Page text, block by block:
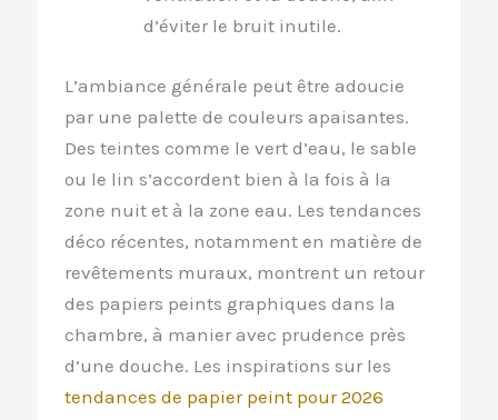
d’éviter le bruit inutile.
L’ambiance générale peut être adoucie
par une palette de couleurs apaisantes.
Des teintes comme le vert d’eau, le sable
ou le lin s’accordent bien à la fois à la
zone nuit et à la zone eau. Les tendances
déco récentes, notamment en matière de
revêtements muraux, montrent un retour
des papiers peints graphiques dans la
chambre, à manier avec prudence près
d’une douche. Les inspirations sur les
tendances de papier peint pour 2026